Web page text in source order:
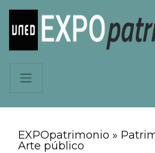
EXPOpatrimonio »
Arte público